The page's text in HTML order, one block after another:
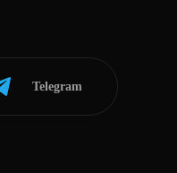
Telegram